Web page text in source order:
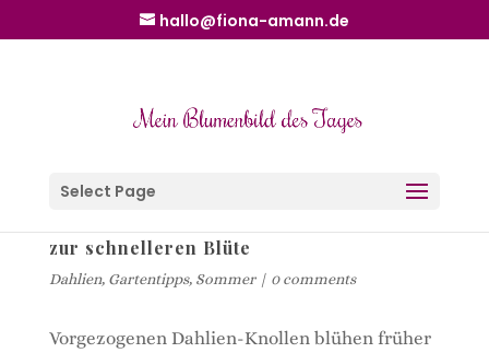
hallo@fiona-amann.de
Select Page
zur schnelleren Blüte
Dahlien, Gartentipps, Sommer| 0 comments
Vorgezogenen Dahlien-Knollen blühen früher